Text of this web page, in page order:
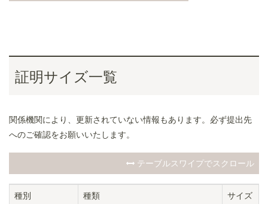
証明サイズ一覧
関係機関により、更新されていない情報もあります。必ず提出先
へのご確認をお願いいたします。
テーブルスワイプでスクロール
種別 種類 サイズ